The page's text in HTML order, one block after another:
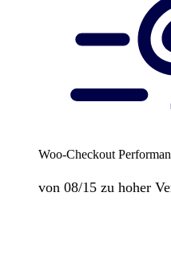
Woo-Checkout
von 08/15 zu hoher